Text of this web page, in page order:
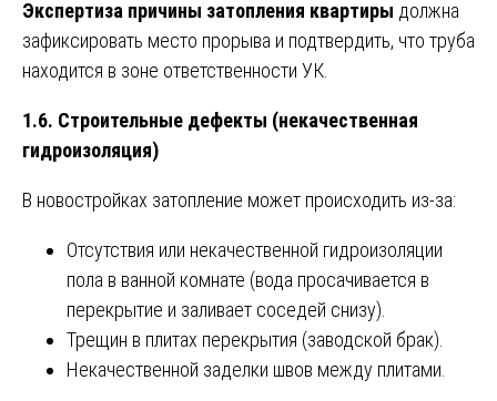
Экспертиза причины затопления квартиры должна
зафиксировать место прорыва и подтвердить, что труба
находится в зоне ответственности УК.
1.6. Строительные дефекты (некачественная
гидроизоляция)
В новостройках затопление может происходить из-за:
Отсутствия или некачественной гидроизоляции
пола в ванной комнате (вода просачивается в
перекрытие и заливает соседей снизу).
Трещин в плитах перекрытия (заводской брак).
Некачественной заделки швов между плитами.